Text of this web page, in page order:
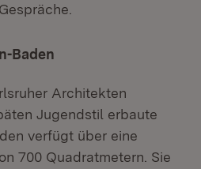
Baden
Architekten
Jugendstil erbaute
verfügt über eine
700 Quadratmetern. Sie